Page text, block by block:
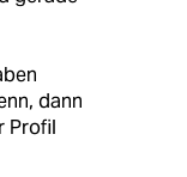
dann
Profil